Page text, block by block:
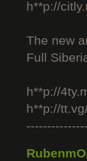
h**p://
The new
Full
h**p://
h**p://